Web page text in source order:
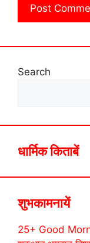
Search
धार्मिक किताबें
शुभकामनायें
25+ Good